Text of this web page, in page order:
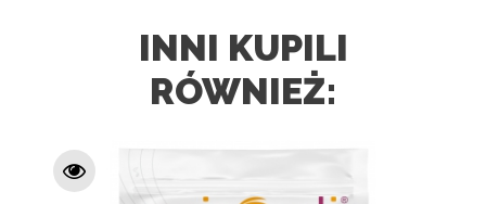
INNI KUPILI
RÓWNIEŻ: